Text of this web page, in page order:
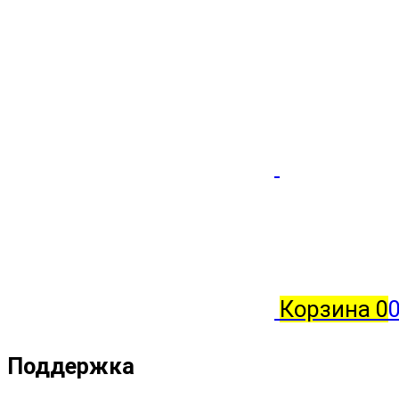
Корзина 0
Поддержка